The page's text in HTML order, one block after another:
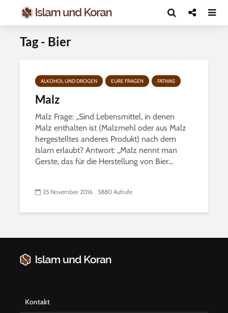
Tag - Bier
ALKOHOL UND DROGEN EURE FRAGEN FATWAS
Malz
Malz Frage: ,,Sind Lebensmittel, in denen
Malz enthalten ist (Malzmehl oder aus Malz
hergestelltes anderes Produkt) nach dem
Islam erlaubt? Antwort: ,,Malz nennt man
Gerste, das für die Herstellung von Bier...
25 November 2016 5880 Aufrufe
Kontakt